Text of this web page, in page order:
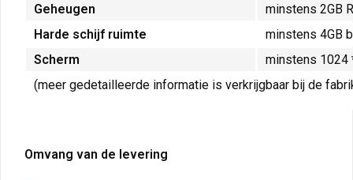
Geheugen
minstens 2GB
Harde schijf ruimte
minstens 4GB
Scherm
minstens 1024
(meer gedetailleerde informatie is verkrijgbaar bij de
Omvang van de levering